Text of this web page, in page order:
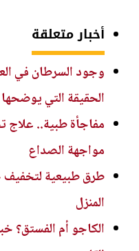
أخبار متعلقة
وجود السرطان في
الحقيقة التي يوضحها
مفاجأة طبية.. علاج
مواجهة الصداع
طرق طبيعية لتخفيف
المنزل
الكاجو أم الفستق؟